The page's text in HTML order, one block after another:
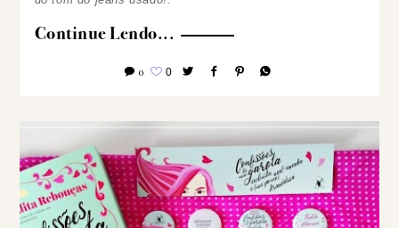
Continue Lendo...
0 0